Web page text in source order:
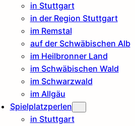
in Stuttgart
in der Region Stuttgart
im Remstal
auf der Schwäbischen Alb
im Heilbronner Land
im Schwäbischen Wald
im Schwarzwald
im Allgäu
Spielplatzperlen
in Stuttgart